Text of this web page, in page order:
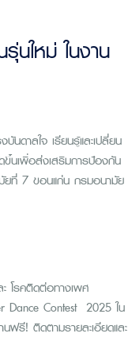
นใหม่ ในงาน
นดาลใจ เรียนรู้และเปลี่ยน
ขึ้นเพื่อส่งเสริมการป้องกัน
ยที่ 7 ขอนแก่น กรมอนามัย
โรคติดต่อทางเพศ
Dance Contest 2025 ใน
ฟรี! ติดตามรายละเอียดและ